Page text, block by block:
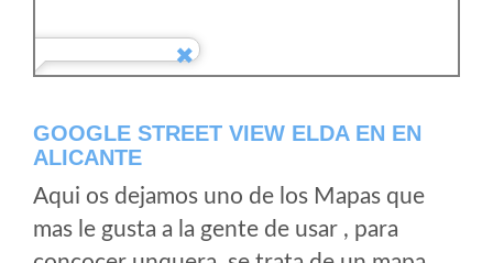
GOOGLE STREET VIEW ELDA EN EN
ALICANTE
Aqui os dejamos uno de los Mapas que
mas le gusta a la gente de usar , para